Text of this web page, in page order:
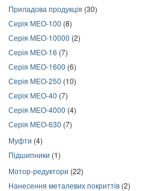
Приладова продукція (30)
Серія МЕО-100 (8)
Серія МЕО-10000 (2)
Серія МЕО-16 (7)
Серія МЕО-1600 (6)
Серія МЕО-250 (10)
Серія МЕО-40 (7)
Серія МЕО-4000 (4)
Серія МЕО-630 (7)
Муфти (4)
Підшипники (1)
Мотор-редуктори (22)
Нанесення металевих покриттів (2)